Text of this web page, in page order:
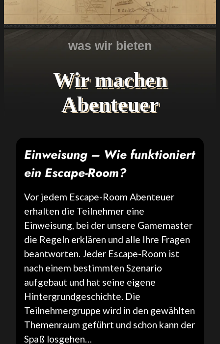
was wir bieten
Wir machen
Abenteuer
Einweisung – Wie funktioniert
ein Escape-Room?
Vor jedem Escape-Room Abenteuer
erhalten die Teilnehmer eine
Einweisung, bei der unsere Gamemaster
die Regeln erklären und alle Ihre Fragen
beantworten. Jeder Escape-Room ist
nach einem bestimmten Szenario
aufgebaut und hat seine eigene
Hintergrundgeschichte. Die
Teilnehmergruppe wird in den gewählten
Themenraum geführt und schon kann der
Spaß losgehen…